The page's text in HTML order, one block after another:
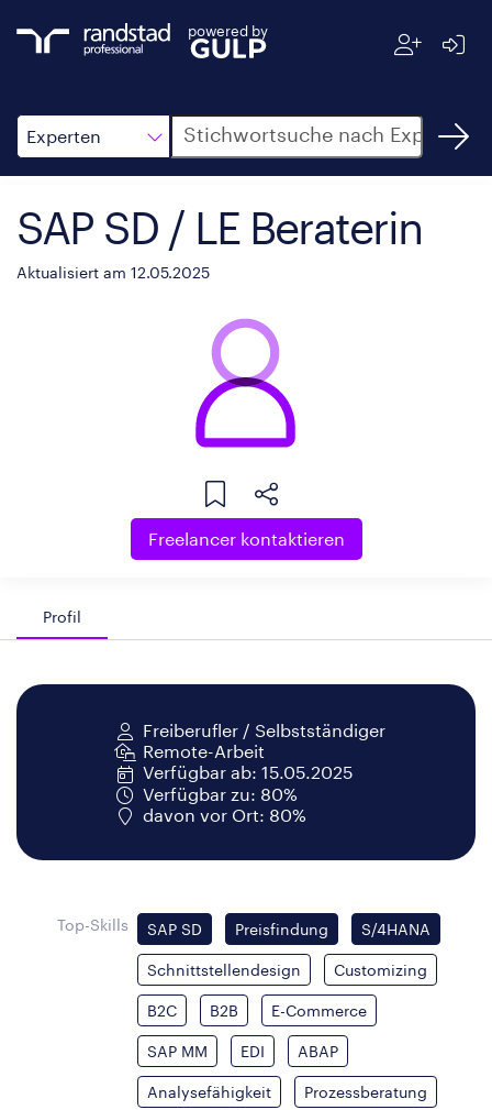
powered by
Experten
Suche
SAP SD / LE Beraterin
Aktualisiert am 12.05.2025
Freelancer kontaktieren
Profil
Freiberufler / Selbstständiger
Remote-Arbeit
Verfügbar ab: 15.05.2025
Verfügbar zu: 80%
davon vor Ort: 80%
Top-Skills SAP SD Preisfindung S/4HANA
Schnittstellendesign Customizing
B2C B2B E-Commerce
SAP MM EDI ABAP
Analysefähigkeit Prozessberatung